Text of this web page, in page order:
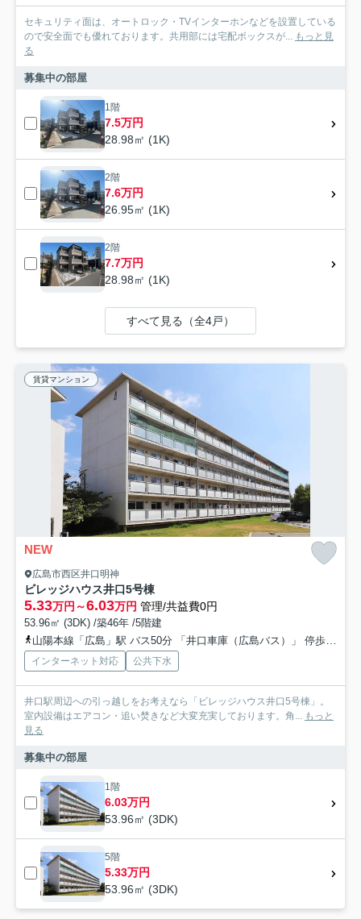
セキュリティ面は、オートロック・TVインターホンなどを設置している
ので安全面でも優れております。共用部には宅配ボックスが... もっと見
る
募集中の部屋
1階
7.5万円
28.98㎡ (1K)
2階
7.6万円
26.95㎡ (1K)
2階
7.7万円
28.98㎡ (1K)
すべて見る（全4戸）
賃貸マンション
NEW
広島市西区井口明神
ビレッジハウス井口5号棟
5.33万円～6.03万円 管理/共益費0円
53.96㎡ (3DK) /築46年 /5階建
山陽本線「広島」駅 バス50分 「井口車庫（広島バス）」 停歩10分
インターネット対応 公共下水
井口駅周辺への引っ越しをお考えなら「ビレッジハウス井口5号棟」。
室内設備はエアコン・追い焚きなど大変充実しております。角... もっと
見る
募集中の部屋
1階
6.03万円
53.96㎡ (3DK)
5階
5.33万円
53.96㎡ (3DK)